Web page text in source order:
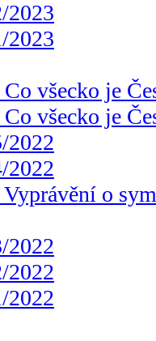
2023
2023
všecko je
všecko je
2022
2022
o
2022
2022
2022